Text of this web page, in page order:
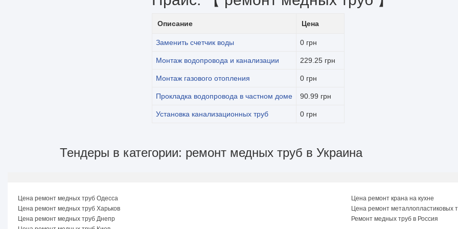
Описание Цена
Заменить счетчик воды 0 грн
Монтаж водопровода и канализации 229.25 грн
Монтаж газового отопления 0 грн
Прокладка водопровода в частном доме 90.99 грн
Установка канализационных труб 0 грн
Тендеры в категории: ремонт медных труб в Украина
Цена ремонт медных труб Одесса
Цена ремонт медных труб Харьков
Цена ремонт медных труб Днепр
Цена ремонт крана на кухне
Цена ремонт металлопластиковых
Ремонт медных труб в Россия